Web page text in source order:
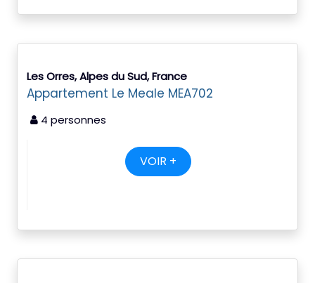
Les Orres, Alpes du Sud, France
Appartement Le Meale MEA702
4 personnes
VOIR +